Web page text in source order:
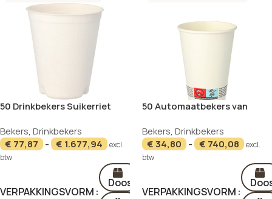
50 Drinkbekers Suikerriet
voor warme dranken
Bekers, Drinkbekers
€ 77,87 - € 1.677,94
excl.
btw
VERPAKKINGSVORM
Doos
50 Automaatbekers van
9,2 cm wit
Bekers, Drinkbekers
€34,80 - € 740,08
excl.
btw
VERPAKKINGSVORM